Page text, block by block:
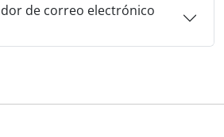
de correo electrónico